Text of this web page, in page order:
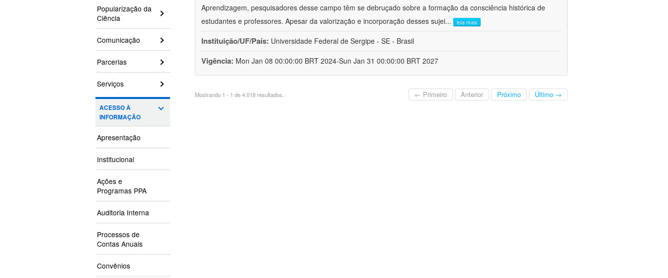
Popularização da
Ciência
Comunicação
Parcerias
Serviços
ACESSO À
INFORMAÇÃO
Apresentação
Institucional
Ações e
Programas PPA
Auditoria Interna
Processos de
Contas Anuais
Convênios
Aprendizagem, pesquisadores desse campo têm se debruçado sobre a formação da consciência histórica de
estudantes e professores. Apesar da valorização e incorporação desses sujei... leia mais
Instituição/UF/País: Universidade Federal de Sergipe - SE - Brasil
Vigência: Mon Jan 08 00:00:00 BRT 2024-Sun Jan 31 00:00:00 BRT 2027
Mostrando 1 - 1 de 4.018 resultados. ← Primeiro Anterior Próximo Último →